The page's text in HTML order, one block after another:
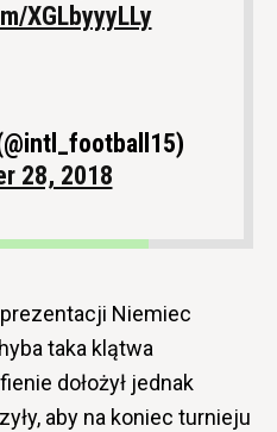
XGLbyyyLLy
28, 2018
Niemiec
taka klątwa
dołożył jednak
aby na koniec turnieju